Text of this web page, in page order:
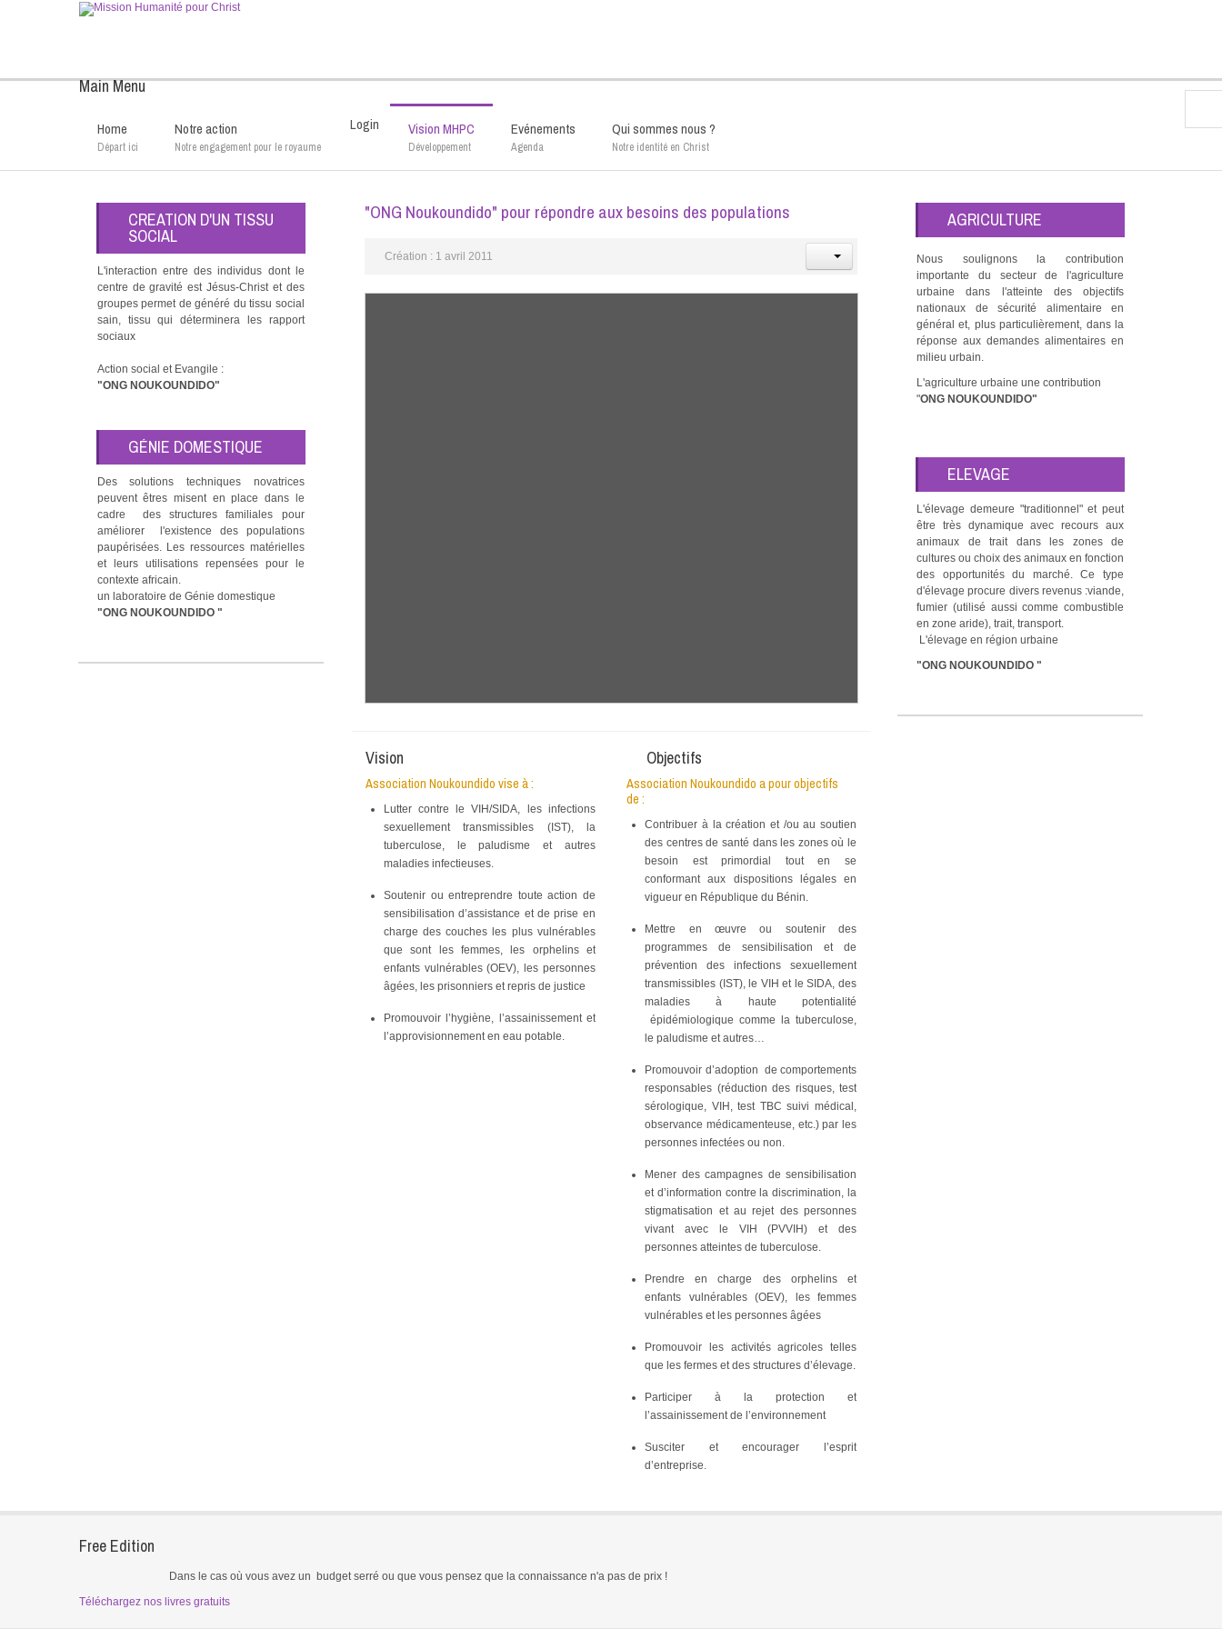
Main Menu
Home
Départ ici
Notre action
Notre engagement pour le royaume
Login Vision MHPC
Développement
Evénements
Agenda
Qui sommes nous ?
Notre identité en Christ
"ONG Noukoundido" pour répondre aux besoins des populations
Création : 1 avril 2011
Vision
Association Noukoundido vise à :
Lutter contre le VIH/SIDA, les infections
sexuellement transmissibles (IST), la
tuberculose, le paludisme et autres
maladies infectieuses.
Soutenir ou entreprendre toute action de
sensibilisation d’assistance et de prise en
charge des couches les plus vulnérables
que sont les femmes, les orphelins et
enfants vulnérables (OEV), les personnes
âgées, les prisonniers et repris de justice
Promouvoir l’hygiène, l’assainissement et
l’approvisionnement en eau potable.
Objectifs
Association Noukoundido a pour objectifs
de :
Contribuer à la création et /ou au soutien
des centres de santé dans les zones où le
besoin est primordial tout en se
conformant aux dispositions légales en
vigueur en République du Bénin.
Mettre en œuvre ou soutenir des
programmes de sensibilisation et de
prévention des infections sexuellement
transmissibles (IST), le VIH et le SIDA, des
maladies à haute potentialité
épidémiologique comme la tuberculose,
le paludisme et autres…
Promouvoir d’adoption de comportements
responsables (réduction des risques, test
sérologique, VIH, test TBC suivi médical,
observance médicamenteuse, etc.) par les
personnes infectées ou non.
Mener des campagnes de sensibilisation
et d’information contre la discrimination, la
stigmatisation et au rejet des personnes
vivant avec le VIH (PVVIH) et des
personnes atteintes de tuberculose.
Prendre en charge des orphelins et
enfants vulnérables (OEV), les femmes
vulnérables et les personnes âgées
Promouvoir les activités agricoles telles
que les fermes et des structures d’élevage.
Participer à la protection et
l’assainissement de l’environnement
Susciter et encourager l’esprit
d’entreprise.
CREATION D'UN TISSU
SOCIAL
L'interaction entre des individus dont le
centre de gravité est Jésus-Christ et des
groupes permet de généré du tissu social
sain, tissu qui déterminera les rapport
sociaux
Action social et Evangile :
"ONG NOUKOUNDIDO"
GÉNIE DOMESTIQUE
Des solutions techniques novatrices
peuvent êtres misent en place dans le
cadre des structures familiales pour
améliorer l'existence des populations
paupérisées. Les ressources matérielles
et leurs utilisations repensées pour le
contexte africain.
un laboratoire de Génie domestique
"ONG NOUKOUNDIDO "
AGRICULTURE
Nous soulignons la contribution
importante du secteur de l'agriculture
urbaine dans l'atteinte des objectifs
nationaux de sécurité alimentaire en
général et, plus particulièrement, dans la
réponse aux demandes alimentaires en
milieu urbain.
L'agriculture urbaine une contribution
"ONG NOUKOUNDIDO"
ELEVAGE
L'élevage demeure "traditionnel" et peut
être très dynamique avec recours aux
animaux de trait dans les zones de
cultures ou choix des animaux en fonction
des opportunités du marché. Ce type
d'élevage procure divers revenus :viande,
fumier (utilisé aussi comme combustible
en zone aride), trait, transport.
L'élevage en région urbaine
"ONG NOUKOUNDIDO "
Free Edition
Dans le cas où vous avez un budget serré ou que vous pensez que la connaissance n'a pas de prix !
Téléchargez nos livres gratuits